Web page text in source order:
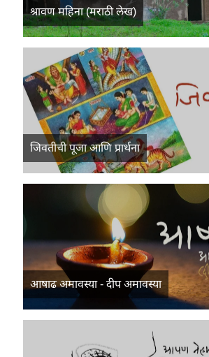
श्रावण महिना (मराठी लेख)
जिवतीची पूजा आणि प्रार्थना
आषाढ अमावस्या - दीप अमावस्या